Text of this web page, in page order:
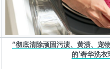
“彻底清除顽固污渍、黄渍、宠
的‘奢华洗衣